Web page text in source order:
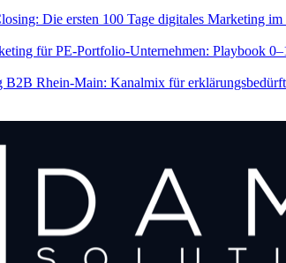
Die ersten 100 Tage digitales Marketing
für PE-Portfolio-Unternehmen: Playbook
B2B Rhein-Main: Kanalmix für